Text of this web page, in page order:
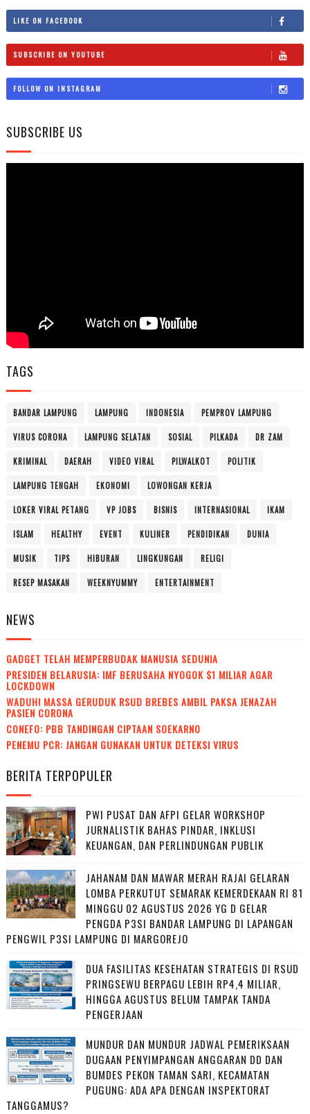
LIKE ON FACEBOOK
SUBSCRIBE ON YOUTUBE
FOLLOW ON INSTAGRAM
SUBSCRIBE US
TAGS
BANDAR LAMPUNG LAMPUNG INDONESIA PEMPROV LAMPUNG
VIRUS CORONA LAMPUNG SELATAN SOSIAL PILKADA DR ZAM
KRIMINAL DAERAH VIDEO VIRAL PILWALKOT POLITIK
LAMPUNG TENGAH EKONOMI LOWONGAN KERJA
LOKER VIRAL PETANG VP JOBS BISNIS INTERNASIONAL IKAM
ISLAM HEALTHY EVENT KULINER PENDIDIKAN DUNIA
MUSIK TIPS HIBURAN LINGKUNGAN RELIGI
RESEP MASAKAN WEEKNYUMMY ENTERTAINMENT
NEWS
GADGET TELAH MEMPERBUDAK MANUSIA SEDUNIA
PRESIDEN BELARUSIA: IMF BERUSAHA NYOGOK $1 MILIAR AGAR
LOCKDOWN
WADUH! MASSA GERUDUK RSUD BREBES AMBIL PAKSA JENAZAH
PASIEN CORONA
CONEFO: PBB TANDINGAN CIPTAAN SOEKARNO
PENEMU PCR: JANGAN GUNAKAN UNTUK DETEKSI VIRUS
BERITA TERPOPULER
PWI PUSAT DAN AFPI GELAR WORKSHOP
JURNALISTIK BAHAS PINDAR, INKLUSI
KEUANGAN, DAN PERLINDUNGAN PUBLIK
JAHANAM DAN MAWAR MERAH RAJAI GELARAN
LOMBA PERKUTUT SEMARAK KEMERDEKAAN RI 81
MINGGU 02 AGUSTUS 2026 YG D GELAR
PENGDA P3SI BANDAR LAMPUNG DI LAPANGAN
PENGWIL P3SI LAMPUNG DI MARGOREJO
DUA FASILITAS KESEHATAN STRATEGIS DI RSUD
PRINGSEWU BERPAGU LEBIH RP4,4 MILIAR,
HINGGA AGUSTUS BELUM TAMPAK TANDA
PENGERJAAN
MUNDUR DAN MUNDUR JADWAL PEMERIKSAAN
DUGAAN PENYIMPANGAN ANGGARAN DD DAN
BUMDES PEKON TAMAN SARI, KECAMATAN
PUGUNG: ADA APA DENGAN INSPEKTORAT
TANGGAMUS?